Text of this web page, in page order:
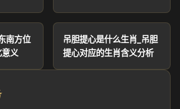
南方位
义
吊胆提心是什么生肖_吊胆
提心对应的生肖含义分析